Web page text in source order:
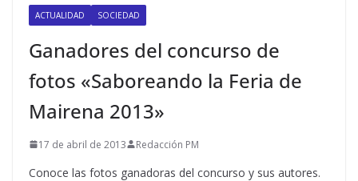
ACTUALIDAD SOCIEDAD
Ganadores del concurso de
fotos «Saboreando la Feria de
Mairena 2013»
17 de abril de 2013 Redacción PM
Conoce las fotos ganadoras del concurso y sus autores.